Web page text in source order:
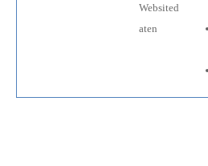
Websited
aten